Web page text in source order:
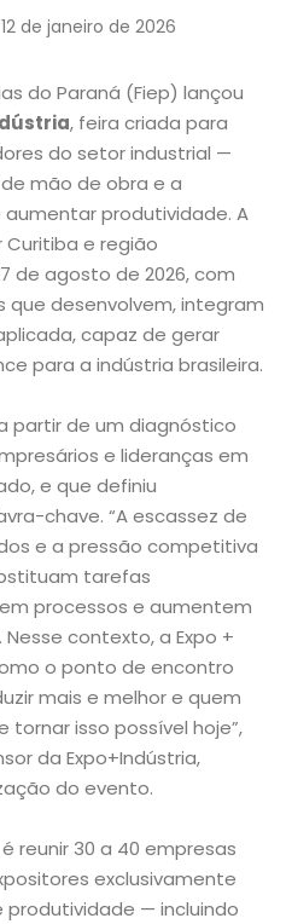
12 de janeiro de 2026
do Paraná (Fiep) lançou
, feira criada para
do setor industrial —
mão de obra e a
produtividade. A
e região
de agosto de 2026, com
que desenvolvem, integram
capaz de gerar
para a indústria brasileira.
partir de um diagnóstico
e lideranças em
e que definiu
chave. “A escassez de
e a pressão competitiva
tarefas
processos e aumentem
contexto, a Expo +
o ponto de encontro
mais e melhor e quem
isso possível hoje”,
da Expo+Indústria,
do evento.
reunir 30 a 40 empresas
exclusivamente
— incluindo